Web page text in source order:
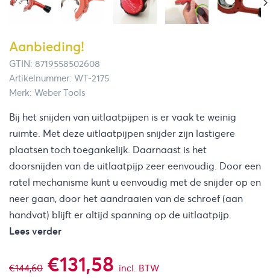
Aanbieding!
GTIN: 8719558502608
Artikelnummer: WT-2175
Merk: Weber Tools
Bij het snijden van uitlaatpijpen is er vaak te weinig
ruimte. Met deze uitlaatpijpen snijder zijn lastigere
plaatsen toch toegankelijk. Daarnaast is het
doorsnijden van de uitlaatpijp zeer eenvoudig. Door een
ratel mechanisme kunt u eenvoudig met de snijder op en
neer gaan, door het aandraaien van de schroef (aan
handvat) blijft er altijd spanning op de uitlaatpijp.
Lees verder
€144,60 Oorspronkelijke
€131,58 Huidige
incl. BTW